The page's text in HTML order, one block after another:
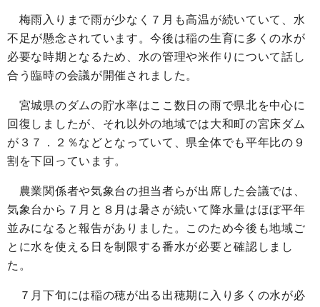
梅雨入りまで雨が少なく７月も高温が続いていて、水
不足が懸念されています。今後は稲の生育に多くの水が
必要な時期となるため、水の管理や米作りについて話し
合う臨時の会議が開催されました。
宮城県のダムの貯水率はここ数日の雨で県北を中心に
回復しましたが、それ以外の地域では大和町の宮床ダム
が３７．２％などとなっていて、県全体でも平年比の９
割を下回っています。
農業関係者や気象台の担当者らが出席した会議では、
気象台から７月と８月は暑さが続いて降水量はほぼ平年
並みになると報告がありました。このため今後も地域ご
とに水を使える日を制限する番水が必要と確認しまし
た。
７月下旬には稲の穂が出る出穂期に入り多くの水が必